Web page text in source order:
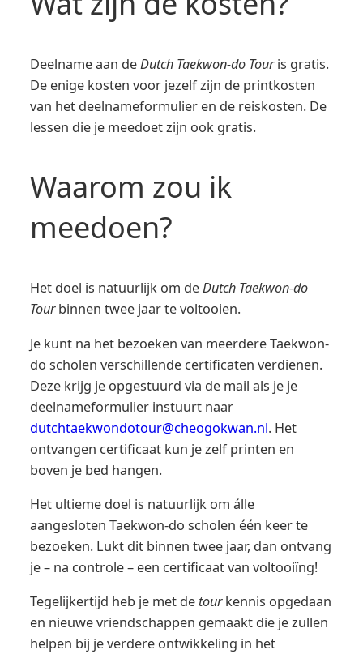
Deelname aan deDutch Taekwon-do Touris gratis.
De enige kosten voor jezelf zijn de printkosten
van het deelnameformulier en de reiskosten. De
lessen die je meedoet zijn ook gratis.
Waarom zou ik
meedoen?
Het doel is natuurlijk om deDutch Taekwon-do
Tourbinnen twee jaar te voltooien.
Je kunt na het bezoeken van meerdere Taekwon-
do scholen verschillende certificaten verdienen.
Deze krijg je opgestuurd via de mail als je je
deelnameformulier instuurt naar
dutchtaekwondotour@cheogokwan.nl. Het
ontvangen certificaat kun je zelf printen en
boven je bed hangen.
Het ultieme doel is natuurlijk om álle
aangesloten Taekwon-do scholen één keer te
bezoeken. Lukt dit binnen twee jaar, dan ontvang
je – na controle – een certificaat van voltooiïng!
Tegelijkertijd heb je met de tourkennis opgedaan
en nieuwe vriendschappen gemaakt die je zullen
helpen bij je verdere ontwikkeling in het